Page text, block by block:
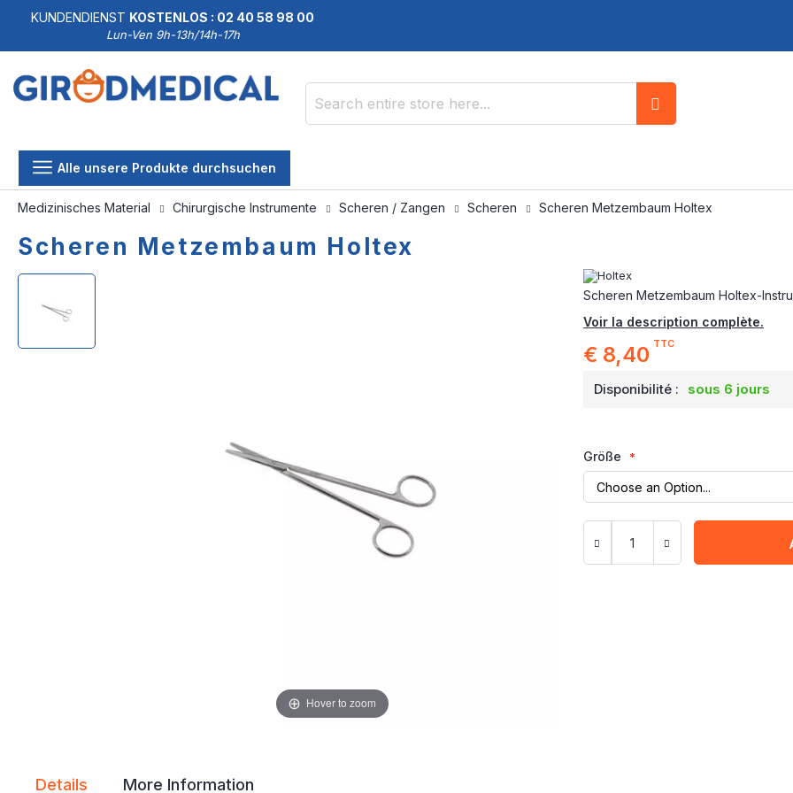
KUNDENDIENST KOSTENLOS : 02 40 58 98 00
Lun-Ven 9h-13h/14h-17h
Alle unsere Produkte durchsuchen
Medizinisches Material Chirurgische Instrumente Scheren / Zangen Scheren Scheren Metzembaum Holtex
Scheren Metzembaum Holtex
Scheren Metzembaum Holtex-
Voir la description complète.
€ 8,40 TTC
Disponibilité : sous 6 jours
Größe
Skip
of
Skip
of
Hover to zoom
Details More Information